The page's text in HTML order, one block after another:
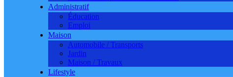
Administratif
Éducation
Emploi
Maison
Automobile / Transports
Jardin
Maison / Travaux
Lifestyle